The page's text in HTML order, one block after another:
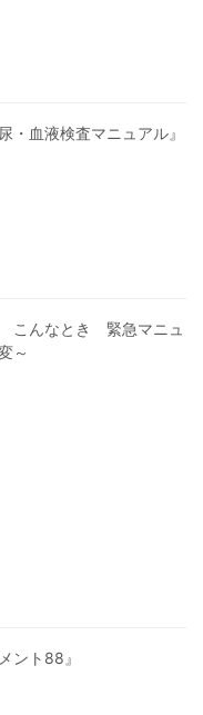
・血液検査マニュアル』
こんなとき 緊急マニュ
～
ント88』